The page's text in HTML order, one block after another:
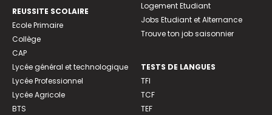
REUSSITE SCOLAIRE
Ecole Primaire
Collège
CAP
Lycée général et technologique
Lycée Professionnel
Lycée Agricole
BTS
Logement Etudiant
Jobs Etudiant et Alternance
Trouve ton job saisonnier
TESTS DE LANGUES
TFI
TCF
TEF